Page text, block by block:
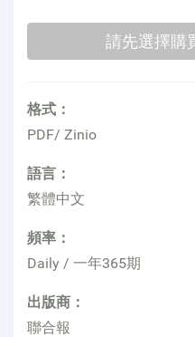
格式：
PDF/ Zinio
語言：
繁體中文
頻率：
Daily / 一年365期
出版商：
聯合報